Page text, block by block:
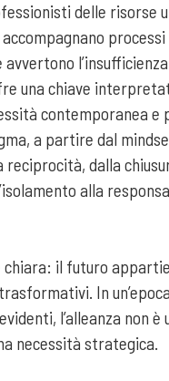
delle risorse
processi
una chiave
contemporanea e
a partire dal
reciprocità, dalla
alla
chiara: il futuro
In
l’alleanza non è
necessità strategica.